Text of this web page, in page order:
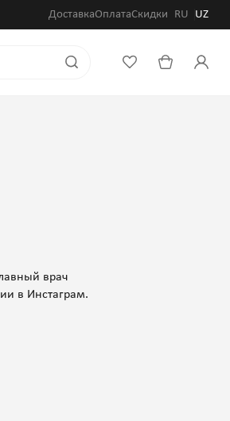
ДоставкаОплатаСкидки RU UZ
врач
в Инстаграм.